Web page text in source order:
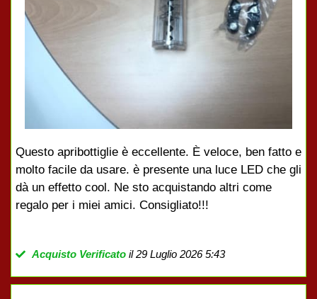
Questo apribottiglie è eccellente. È veloce, ben fatto e
molto facile da usare. è presente una luce LED che gli
dà un effetto cool. Ne sto acquistando altri come
regalo per i miei amici. Consigliato!!!
Acquisto Verificatoil 29 Luglio 2026 5:43